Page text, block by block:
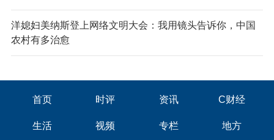
洋媳妇美纳斯登上网络文明大会：我用镜头告诉你，中国
农村有多治愈
首页 时评 资讯 C财经
生活 视频 专栏 地方